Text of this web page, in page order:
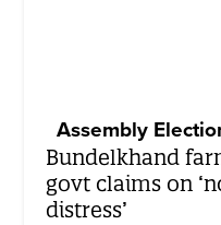
Assembly
Bundelkhand
govt claims on
distress’